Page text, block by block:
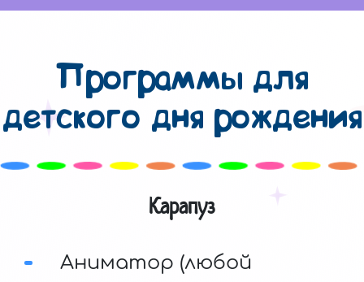
Программы для
детского дня рождения
Карапуз
Аниматор (любой